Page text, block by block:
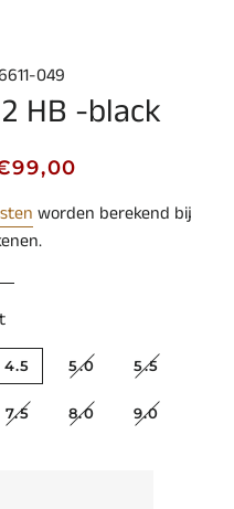
049
HB -black
worden berekend bij
4.5 5.0 5.5
7.5 8.0 9.0